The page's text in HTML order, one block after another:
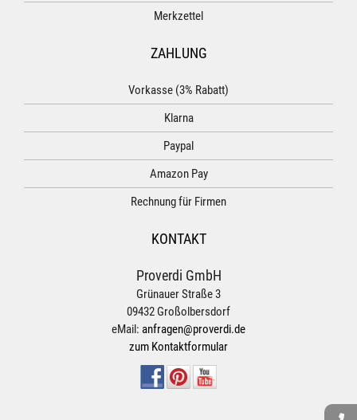
Merkzettel
ZAHLUNG
Vorkasse (3% Rabatt)
Klarna
Paypal
Amazon Pay
Rechnung für Firmen
KONTAKT
Proverdi GmbH
Grünauer Straße 3
09432 Großolbersdorf
eMail: anfragen@proverdi.de
zum Kontaktformular